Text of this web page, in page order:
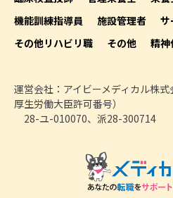
機能訓練指導員
施設管理者
サ
その他リハビリ職
その他 精神
運営会社：アイビーメディカル株式
厚生労働大臣許可番号）
28-ユ-010070、派28-300714